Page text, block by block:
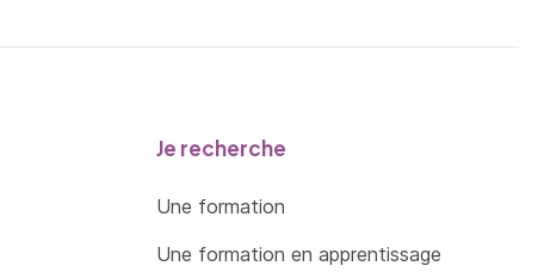
Je recherche
Une formation
Une formation en apprentissage